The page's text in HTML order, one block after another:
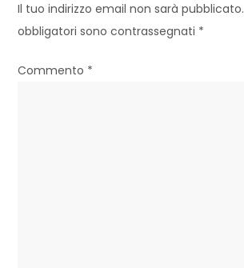
o
Il tuo indirizzo email non sarà pubblicato.
obbligatori sono contrassegnati *
Commento *